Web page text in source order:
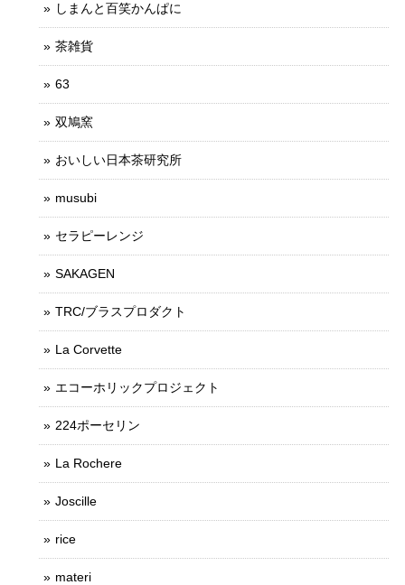
しまんと百笑かんぱに
茶雑貨
63
双鳩窯
おいしい日本茶研究所
musubi
セラピーレンジ
SAKAGEN
TRC/ブラスプロダクト
La Corvette
エコーホリックプロジェクト
224ポーセリン
La Rochere
Joscille
rice
materi